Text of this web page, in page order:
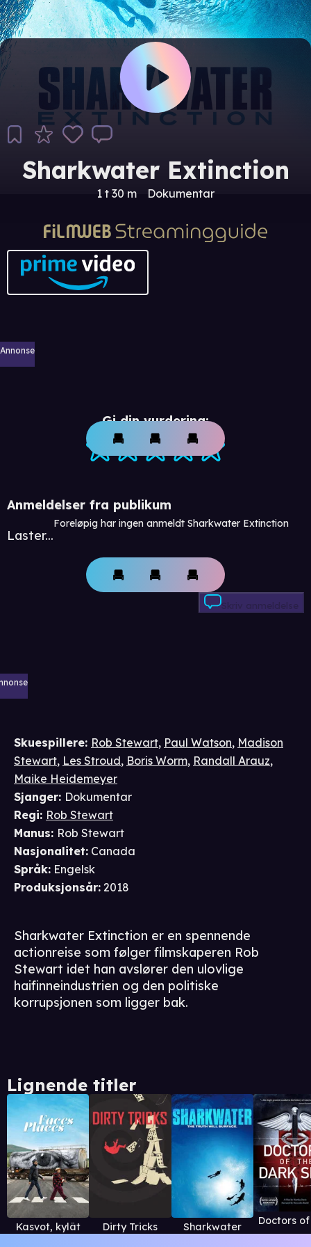
Sharkwater Extinction
1 t 30 m Dokumentar
Annonse
Gi din vurdering:
Anmeldelser fra publikum
Laster...
Foreløpig har ingen anmeldt Sharkwater Extinction
Skriv anmeldelse
Skuespillere: Rob Stewart, Paul Watson, Madison
Stewart, Les Stroud, Boris Worm, Randall Arauz,
Maike Heidemeyer
Sjanger: Dokumentar
Regi: Rob Stewart
Manus: Rob Stewart
Nasjonalitet: Canada
Språk: Engelsk
Produksjonsår: 2018
Sharkwater Extinction er en spennende
actionreise som følger filmskaperen Rob
Stewart idet han avslører den ulovlige
haifinneindustrien og den politiske
korrupsjonen som ligger bak.
Lignende titler
Kasvot, kylät Dirty Tricks Sharkwater